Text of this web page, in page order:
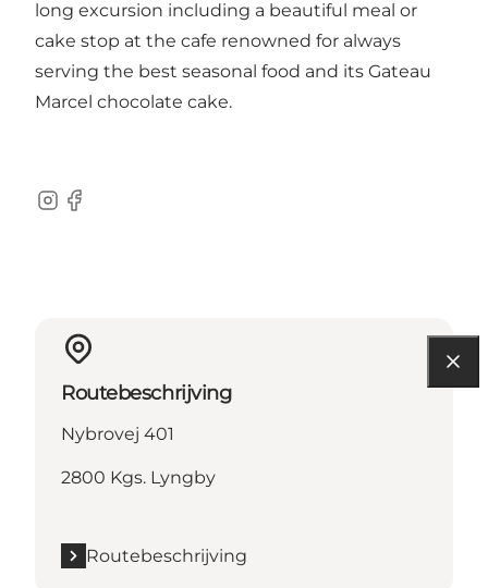
long excursion including a beautiful meal or
cake stop at the cafe renowned for always
serving the best seasonal food and its Gateau
Marcel chocolate cake.
Instagram
Facebook
Routebeschrijving
Nybrovej 401
2800 Kgs. Lyngby
Routebeschrijving